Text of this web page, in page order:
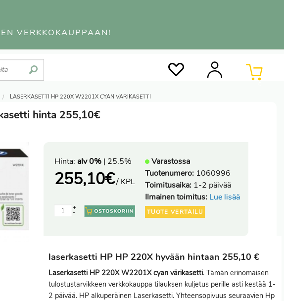
VERKKOKAUPPAAN!
LASERKASETTI HP 220X W2201X CYAN VÄRIKASETTI
hinta 255,10€
Hinta: alv 0% | 25.5%
255,10€/ KPL
-
+
Varastossa
Tuotenumero: 1060996
Toimitusaika: 1-2 päivää
Ilmainen toimitus: Lue lisää
TUOTE VERTAILU
laserkasetti HP HP 220X hyvään hintaan 255,10 €
Laserkasetti HP 220X W2201X cyan värikasetti. Tämän erinomaisen
tulostustarvikkeen verkkokauppa tilauksen kuljetus perille asti kestää 1-
2 päivää. HP alkuperäinen Laserkasetti. Yhteensopivuus seuraavien Hp